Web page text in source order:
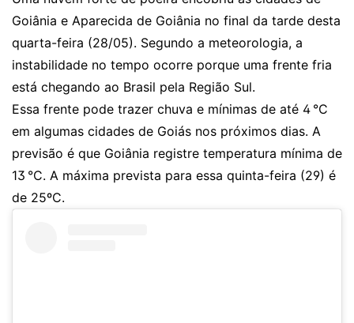
Goiânia e Aparecida de Goiânia no final da tarde desta
quarta-feira (28/05). Segundo a meteorologia, a
instabilidade no tempo ocorre porque uma frente fria
está chegando ao Brasil pela Região Sul.
Essa frente pode trazer chuva e mínimas de até 4 °C
em algumas cidades de Goiás nos próximos dias. A
previsão é que Goiânia registre temperatura mínima de
13 °C. A máxima prevista para essa quinta-feira (29) é
de 25ºC.